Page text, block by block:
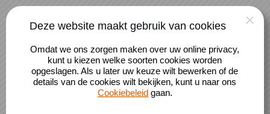
Naar hoofdinhoud
Account
0 artikelen
Alle cursussen
Deze website maakt gebruik van cookies
Omdat we ons zorgen maken over uw online privacy,
kunt u kiezen welke soorten cookies worden
opgeslagen. Als u later uw keuze wilt bewerken of de
details van de cookies wilt bekijken, kunt u naar ons
Cookiebeleidgaan.